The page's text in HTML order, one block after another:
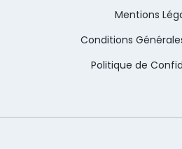
Mentions
Conditions
Politique de